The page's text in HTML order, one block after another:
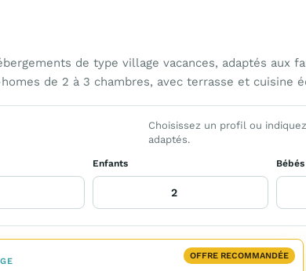
de type village vacances, adaptés aux
de 2 à 3 chambres, avec terrasse et cuisine
Choisissez un profil ou
adaptés.
Enfants Bébés
OFFRE RECOMMANDÉE